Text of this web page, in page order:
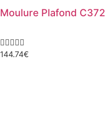
Moulure Plafond C372

144.74€